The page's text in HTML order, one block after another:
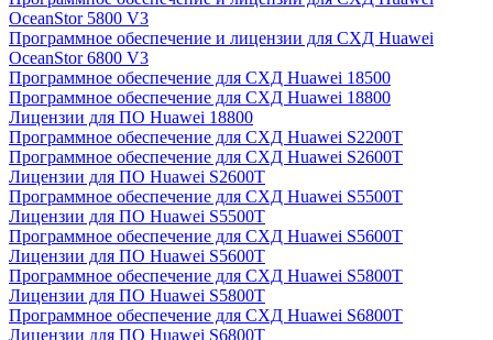
OceanStor 5800 V3
Программное обеспечение и лицензии для СХД Huawei
OceanStor 6800 V3
Программное обеспечение для СХД Huawei 18500
Программное обеспечение для СХД Huawei 18800
Лицензии для ПО Huawei 18800
Программное обеспечение для СХД Huawei S2200T
Программное обеспечение для СХД Huawei S2600T
Лицензии для ПО Huawei S2600T
Программное обеспечение для СХД Huawei S5500T
Лицензии для ПО Huawei S5500T
Программное обеспечение для СХД Huawei S5600T
Лицензии для ПО Huawei S5600T
Программное обеспечение для СХД Huawei S5800T
Лицензии для ПО Huawei S5800T
Программное обеспечение для СХД Huawei S6800T
Лицензии для ПО Huawei S6800T